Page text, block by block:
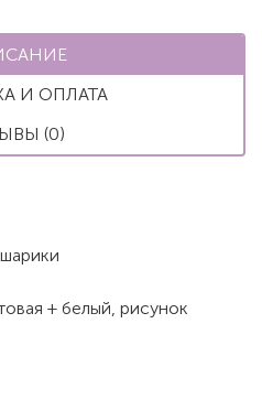
И ОПЛАТА
(0)
+ белый, рисунок